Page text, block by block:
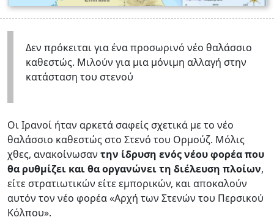
Δεν πρόκειται για ένα προσωρινό νέο θαλάσσιο
καθεστώς. Μιλούν για μια μόνιμη αλλαγή στην
κατάσταση του στενού
Οι Ιρανοί ήταν αρκετά σαφείς σχετικά με το νέο
θαλάσσιο καθεστώς στο Στενό του Ορμούζ. Μόλις
χθες, ανακοίνωσαν την ίδρυση ενός νέου φορέα που
θα ρυθμίζει και θα οργανώνει τη διέλευση πλοίων,
είτε στρατιωτικών είτε εμπορικών, και αποκαλούν
αυτόν τον νέο φορέα «Αρχή των Στενών του Περσικού
Κόλπου».